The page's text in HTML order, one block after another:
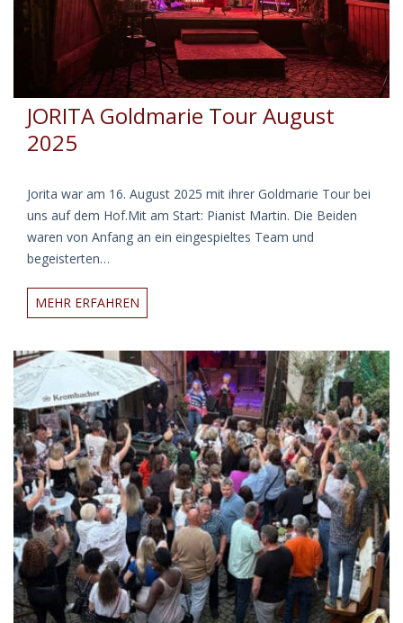
JORITA Goldmarie Tour August
2025
Jorita war am 16. August 2025 mit ihrer Goldmarie Tour bei
uns auf dem Hof.Mit am Start: Pianist Martin. Die Beiden
waren von Anfang an ein eingespieltes Team und
begeisterten…
MEHR ERFAHREN
Goldmarie
August
2025